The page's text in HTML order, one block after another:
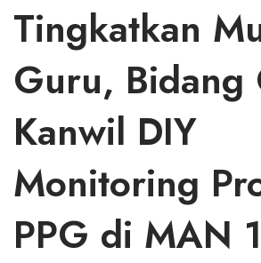
Tingkatkan
Guru, Bidang
Kanwil DIY
Monitoring
PPG di MAN